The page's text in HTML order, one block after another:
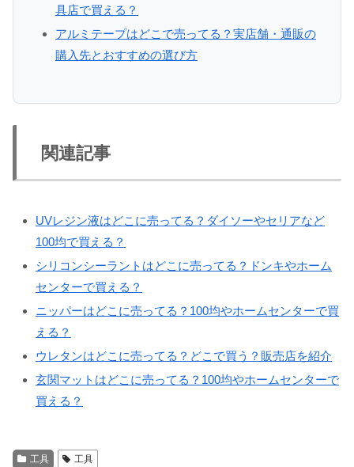
具店で買える？
アルミテープはどこで売ってる？実店舗・通販の
購入先とおすすめの選び方
関連記事
UVレジン液はどこに売ってる？ダイソーやセリアなど
100均で買える？
シリコンシーラントはどこに売ってる？ドンキやホーム
センターで買える？
ニッパーはどこに売ってる？100均やホームセンターで買
える？
ウレタンはどこに売ってる？どこで買う？販売店を紹介
玄関マットはどこに売ってる？100均やホームセンターで
買える？
工具 工具